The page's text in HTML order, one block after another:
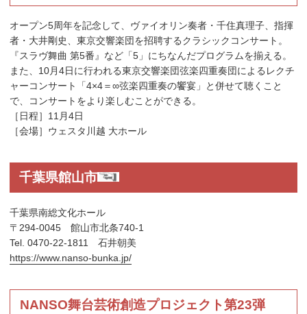
オープン5周年を記念して、ヴァイオリン奏者・千住真理子、指揮
者・大井剛史、東京交響楽団を招聘するクラシックコンサート。
『スラヴ舞曲 第5番』など「5」にちなんだプログラムを揃える。
また、10月4日に行われる東京交響楽団弦楽四重奏団によるレクチ
ャーコンサート「4×4＝∞弦楽四重奏の饗宴」と併せて聴くこと
で、コンサートをより楽しむことができる。
［日程］11月4日
［会場］ウェスタ川越 大ホール
千葉県館山市
千葉県南総文化ホール
〒294-0045 館山市北条740-1
Tel. 0470-22-1811 石井朝美
https://www.nanso-bunka.jp/
NANSO舞台芸術創造プロジェクト第23弾